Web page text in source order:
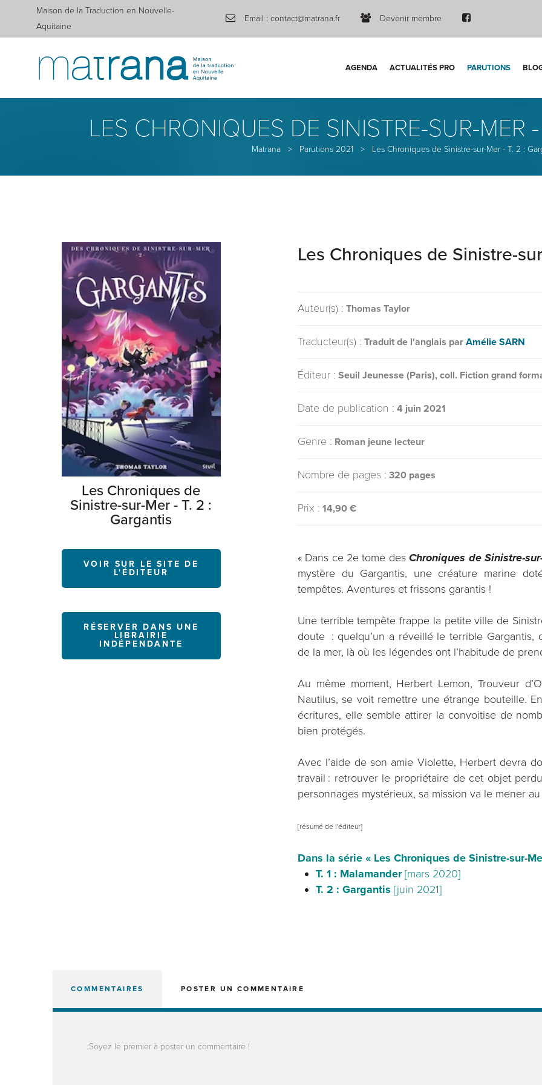
Maison de la Traduction en Nouvelle-
Aquitaine
Email : contact@matrana.fr Devenir membre
AGENDA ACTUALITÉS PRO PARUTIONS
LES CHRONIQUES DE SINISTRE-SUR-MER
Matrana> Parutions 2021 > Les Chroniques de Sinistre-sur-Mer - T. 2 :
Les Chroniques de
Sinistre-sur-Mer - T. 2 :
Gargantis
VOIR SUR LE SITE DE
L'ÉDITEUR
RÉSERVER DANS UNE
LIBRAIRIE
INDÉPENDANTE
Les Chroniques de Sinistre-
Auteur(s) : Thomas Taylor
Traducteur(s) : Traduit de l'anglais par Amélie SARN
Éditeur : Seuil Jeunesse (Paris), coll. Fiction grand
Date de publication : 4 juin 2021
Genre : Roman jeune lecteur
Nombre de pages : 320 pages
Prix : 14,90 €
« Dans ce 2e tome desChroniques de Sinistre-
mystère du Gargantis, une créature marine
tempêtes. Aventures et frissons garantis !
Une terrible tempête frappe la petite ville de
doute : quelqu’un a réveillé le terrible Gargantis,
de la mer, là où les légendes ont l’habitude de
Au même moment, Herbert Lemon, Trouveur
Nautilus, se voit remettre une étrange bouteille.
écritures, elle semble attirer la convoitise de
bien protégés.
Avec l’aide de son amie Violette, Herbert devra
travail : retrouver le propriétaire de cet objet
personnages mystérieux, sa mission va le mener
[résumé de l'éditeur]
Dans la série « Les Chroniques de Sinistre-sur-
T. 1 : Malamander[mars 2020]
T. 2 : Gargantis [juin 2021]
COMMENTAIRES POSTER UN COMMENTAIRE
Soyez le premier à poster un commentaire !